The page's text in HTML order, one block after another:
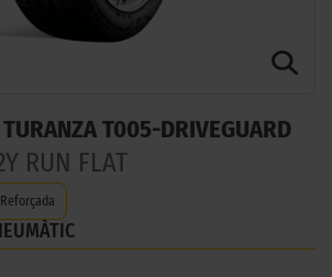
T005-DRIVEGUARD
RUN FLAT